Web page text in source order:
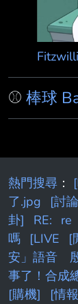
將的
能立
就會立
⚾ 棒球
熱門搜尋 ：
了.jpg
[討
卦]
RE: re
嗎
[LIVE [
安」語音
事了！合成
[購機]
[情